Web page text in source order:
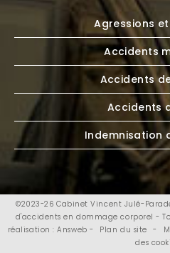
Agressions
Accidents
Accidents
Accidents
Indemnisation
©2023-26 Cabinet Vincent Julé-
d'accidents en dommage corporel -
réalisation : Answeb -
Plan du site -
des